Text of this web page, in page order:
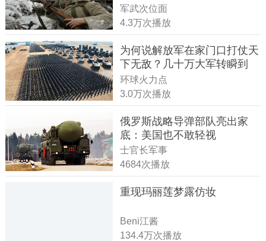
转战局
军武次位面
4.3万次播放
为何说解放军在家门口打仗天
下无敌？几十万大军转瞬到
达！
环球火力点
3.0万次播放
俄罗斯战略导弹部队亮出家
底：美国也不敢轻视
士官长军事
4684次播放
重现玛丽莲梦露仿妆
Beni江酱
134.4万次播放